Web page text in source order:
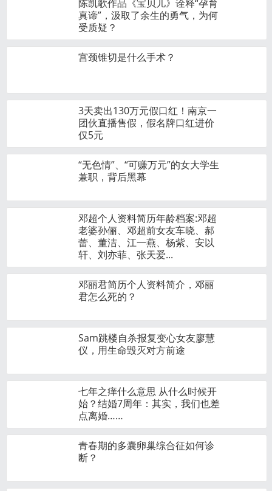
陈凯歌作品《宝贝儿》诠释“孕育
真谛”，汲取了余生的勇气，为何
受质疑？
宫颈锥切是什么手术？
3天卖出130万元假口红！南京一
团伙直播售假，假名牌口红进价
仅5元
“无色情”、“可赚万元”的女大学生
兼职，背后黑幕
邓超个人资料简历年龄档案:邓超
老婆孙俪、邓超前女友车晓、郝
蕾、董洁、江一燕、杨紫、安以
轩、刘亦菲、张天爱...
邓丽君简历个人资料简介，邓丽
君怎么死的？
Sam跳楼自杀报复变心女友廖慧
仪，用生命毁灭对方前途
七年之痒什么意思 从什么时候开
始？结婚7周年：其实，我们也差
点离婚……
青春期的多囊卵巢综合征如何诊
断？